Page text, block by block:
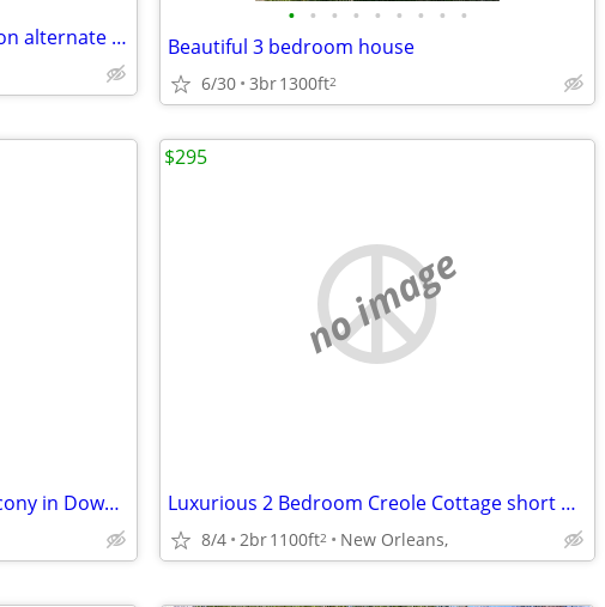
French Quarter home available on alternate weekends / yearly lease
• • • • • • • • •
Beautiful 3 bedroom house
6/30 3br1300ft2
Luxury 3 BR Penthouse with balcony in Downtown NOLA
no image
Luxurious 2 Bedroom Creole Cottage short walk to Frenchmen Jazz & the
8/4 2br1100ft2 New Orleans,
$295